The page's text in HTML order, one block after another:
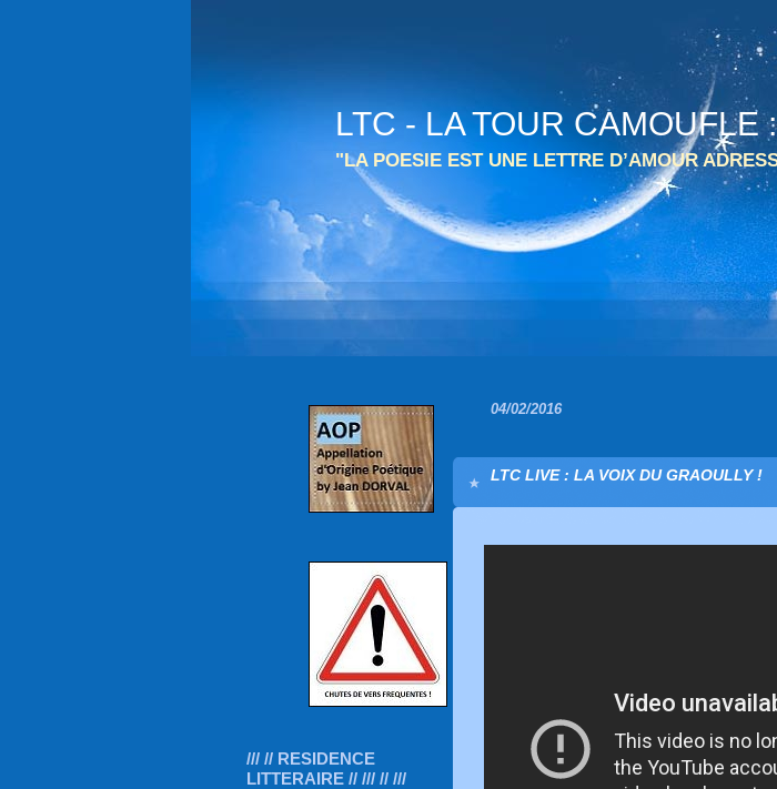
LTC - LA TOUR
"LA POESIE EST UNE LETTRE D’AMOUR
/// // RESIDENCE
LITTERAIRE // /// // ///
04/02/2016
LTC LIVE : LA VOIX DU GRAOULLY !